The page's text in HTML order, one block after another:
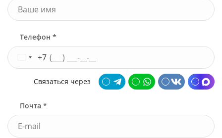
Телефон *
+7
Связаться через
Почта *